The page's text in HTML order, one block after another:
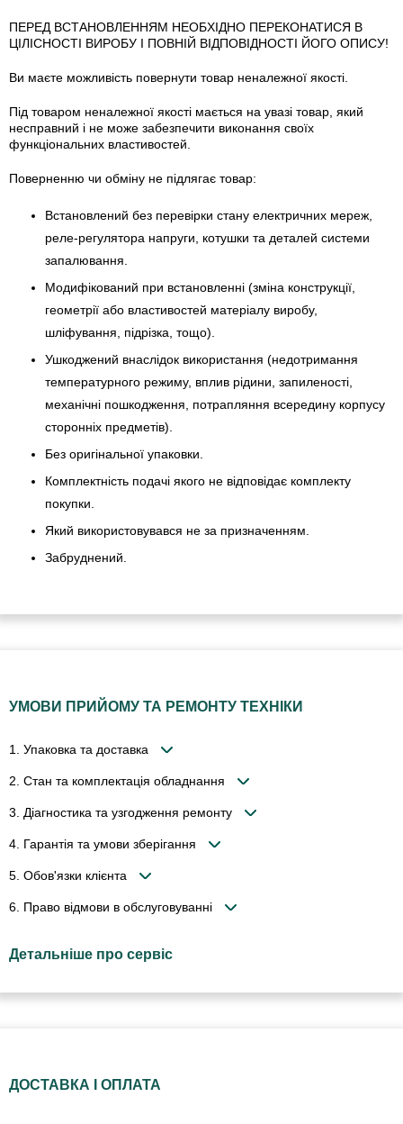
ПЕРЕД ВСТАНОВЛЕННЯМ НЕОБХІДНО ПЕРЕКОНАТИСЯ В
ЦІЛІСНОСТІ ВИРОБУ І ПОВНІЙ ВІДПОВІДНОСТІ ЙОГО ОПИСУ!
Ви маєте можливість повернути товар неналежної якості.
Під товаром неналежної якості мається на увазі товар, який
несправний і не може забезпечити виконання своїх
функціональних властивостей.
Поверненню чи обміну не підлягає товар:
Встановлений без перевірки стану електричних мереж,
реле-регулято­ра напруги, котушки та деталей системи
запалювання.
Модифікований при встановленні (зміна конструкції,
геометрії або властивостей матеріалу виробу,
шліфування, підрізка, тощо).
Ушкоджений внаслідок використання (недотримання
температурного режиму, вплив рідини, запиленості,
механічні пошкодження, потрапляння всередину корпусу
сторонніх предметів).
Без оригінальної упаковки.
Комплектність подачі якого не відповідає комплекту
покупки.
Який використовувався не за призначенням.
Забруднений.
УМОВИ ПРИЙОМУ ТА РЕМОНТУ ТЕХНІКИ
1. Упаковка та доставка
2. Стан та комплектація обладнання
3. Діагностика та узгодження ремонту
4. Гарантія та умови зберігання
5. Обов'язки клієнта
6. Право відмови в обслуговуванні
Детальніше про сервіс
ДОСТАВКА І ОПЛАТА